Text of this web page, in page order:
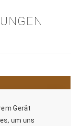
Gerät
um uns